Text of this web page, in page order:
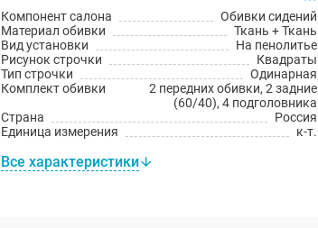
Компонент салона
Обивки сидений
Материал обивки
Ткань + Ткань
Вид установки
На пенолитье
Рисунок строчки
Квадраты
Тип строчки
Одинарная
Комплект обивки
2 передних обивки, 2 задние
(60/40), 4 подголовника
Страна
Россия
Единица измерения
к-т.
Все характеристики